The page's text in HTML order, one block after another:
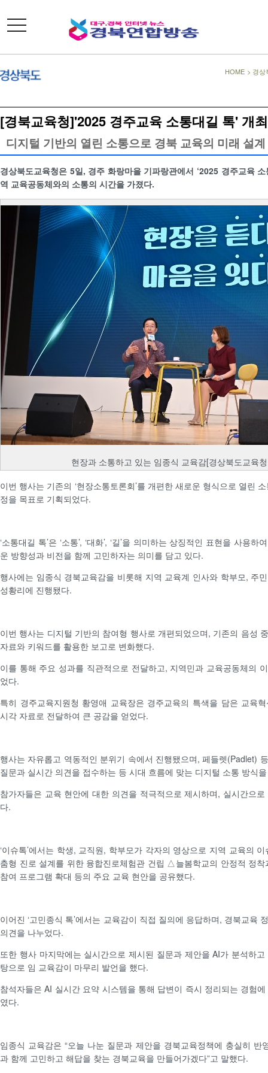
toggle
navigation
HOME > 경상
[경북교육청]'2025 경주교육 소통대길 톡' 개최
디지털 기반의 열린 소통으로 경북 교육의 미래 설
경상북도교육청은 5일, 경주 화랑마을 기파랑관에서 ‘2025 경주교육
역 교육공동체와의 소통의 시간을 가졌다.
현장과 소통하고 있는 임종식 교육감[경상북도교육
이번 행사는 기존의 ‘현장소통토론회’를 개편한 새로운 형식으로 열린
정을 목표로 기획되었다.
‘소통대길 톡’은 ‘소통’, ‘대화’, ‘길’을 의미하는 상징적인 표현을 사용
운 방향성과 비전을 함께 고민하자는 의미를 담고 있다.
행사에는 임종식 경북교육감을 비롯해 지역 교육계 인사와 학부모, 주
성황리에 진행됐다.
이번 행사는 디지털 기반의 참여형 행사로 개편되었으며, 기존의 음성
자료와 키워드를 활용한 보고로 변화했다.
이를 통해 주요 성과를 직관적으로 전달하고, 지역민과 교육공동체의
었다.
특히 경주교육지원청 황영애 교육장은 경주교육의 특색을 담은 교육
시각 자료로 전달하여 큰 공감을 얻었다.
행사는 자유롭고 역동적인 분위기 속에서 진행됐으며, 페들렛(Padlet)
질문과 실시간 의견을 접수하는 등 시대 흐름에 맞는 디지털 소통 방식
참가자들은 교육 현안에 대한 의견을 적극적으로 제시하며, 실시간으
다.
‘이슈톡’에서는 학생, 교직원, 학부모가 각자의 영상으로 지역 교육의
춤형 진로 설계를 위한 융합진로체험관 건립 △늘봄학교의 안정적 정
참여 프로그램 확대 등의 주요 교육 현안을 공유했다.
이어진 ‘고민종식 톡’에서는 교육감이 직접 질의에 응답하며, 경북교육
의견을 나누었다.
또한 행사 마지막에는 실시간으로 제시된 질문과 제안을 AI가 분석하
탕으로 임 교육감이 마무리 발언을 했다.
참석자들은 AI 실시간 요약 시스템을 통해 답변이 즉시 정리되는 경험
였다.
임종식 교육감은 “오늘 나눈 질문과 제안을 경북교육정책에 충실히 반
과 함께 고민하고 해답을 찾는 경북교육을 만들어가겠다”고 말했다.